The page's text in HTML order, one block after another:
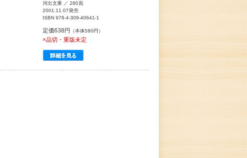
河出文庫 ／ 280頁
2001.11.07発売
ISBN 978-4-309-40641-1
定価638円 （本体580円）
×品切・重版未定